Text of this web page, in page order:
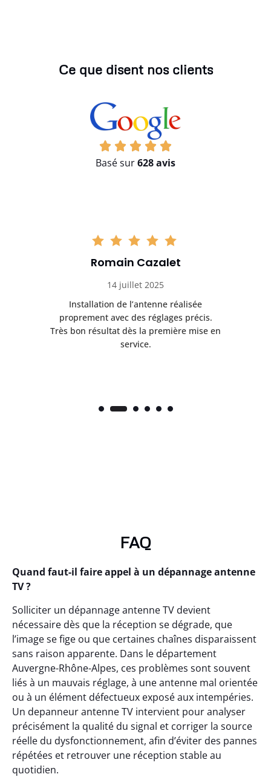
Ce que disent nos clients
Basé sur628 avis
Romain Cazalet
14 juillet 2025
Installation de l’antenne réalisée
proprement avec des réglages précis.
Très bon résultat dès la première mise en
service.
FAQ
Quand faut-il faire appel à un dépannage antenne
TV ?
Solliciter un dépannage antenne TV devient
nécessaire dès que la réception se dégrade, que
l’image se fige ou que certaines chaînes disparaissent
sans raison apparente. Dans le département
Auvergne-Rhône-Alpes, ces problèmes sont souvent
liés à un mauvais réglage, à une antenne mal orientée
ou à un élément défectueux exposé aux intempéries.
Un depanneur antenne TV intervient pour analyser
précisément la qualité du signal et corriger la source
réelle du dysfonctionnement, afin d’éviter des pannes
répétées et retrouver une réception stable au
quotidien.